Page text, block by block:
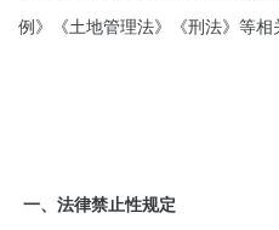
例》《土地管理法》《刑法》等相
一、法律禁止性规定